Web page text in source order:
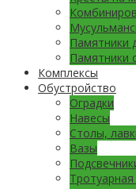
Памятники
Памятники
Комплексы
Обустройство
Оградки
Навесы
Столы,
Вазы
Тротуарная